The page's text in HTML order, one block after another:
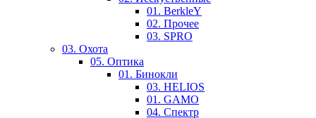
01. BerkleY
02. Прочее
03. SPRO
03. Охота
05. Оптика
01. Бинокли
03. HELIOS
01. GAMO
04. Спектр